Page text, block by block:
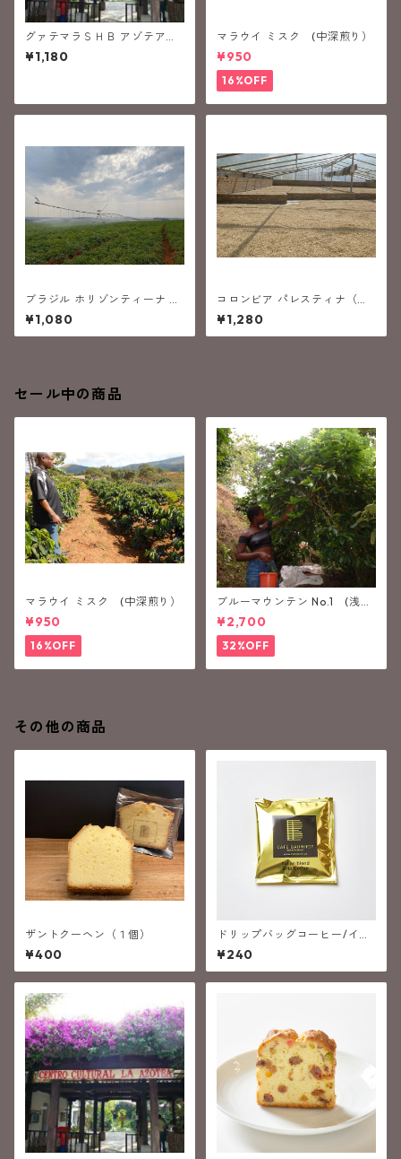
グァテマラＳＨＢ アゾテア
(中深煎り）
¥1,180
マラウイ ミスク (中深煎り）
¥950
16%OFF
ブラジル ホリゾンティーナ ア
レグリア (中煎り）
¥1,080
コロンビア パレスティナ（中
深煎り）
¥1,280
セール中の商品
マラウイ ミスク (中深煎り）
¥950
16%OFF
ブルーマウンテン No.1 (浅煎
り）
¥2,700
32%OFF
その他の商品
ザントクーヘン（１個）
¥400
ドリップバッグコーヒー/イタ
リアン・ブレンド
¥240